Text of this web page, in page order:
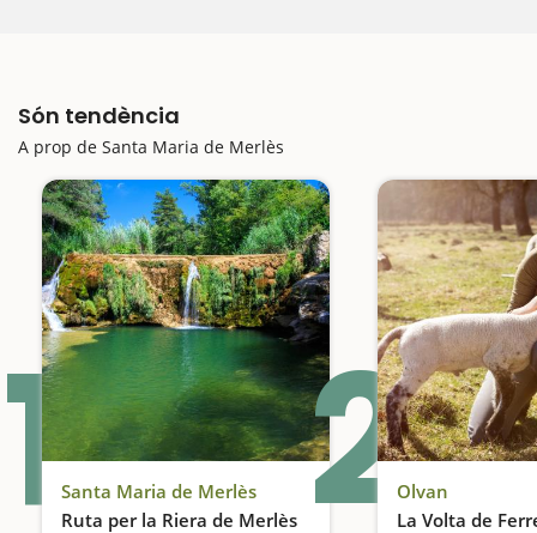
Són tendència
A prop de Santa Maria de Merlès
1Santa Maria de Merlès
Ruta per la Riera de Merlès 2Olvan
La Volta de